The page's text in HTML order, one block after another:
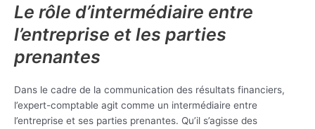
Le rôle d’intermédiaire entre
l’entreprise et les parties
prenantes
Dans le cadre de la communication des résultats financiers,
l’expert-comptable agit comme un intermédiaire entre
l’entreprise et ses parties prenantes. Qu’il s’agisse des